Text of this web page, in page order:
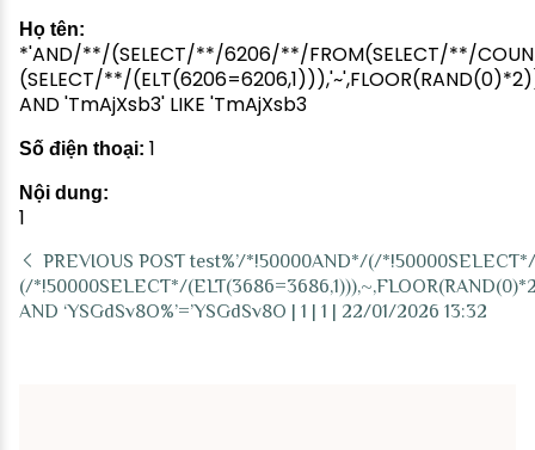
Họ tên:
*'AND/**/(SELECT/**/6206/**/FROM(SELECT/**/
(SELECT/**/
AND 'TmAjXsb3' LIKE 'TmAjXsb3
Số điện thoại: 1
Nội dung:
1
PREVIOUS POST test%’/*!50000AND*/(/
(/*!50000SELECT*/
AND ‘YSGdSv8O%’=’YSGdSv8O | 1 | 1 | 22/01/2026 13:32